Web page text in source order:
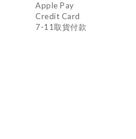
Apple Pay
Credit Card
7-11取貨付款